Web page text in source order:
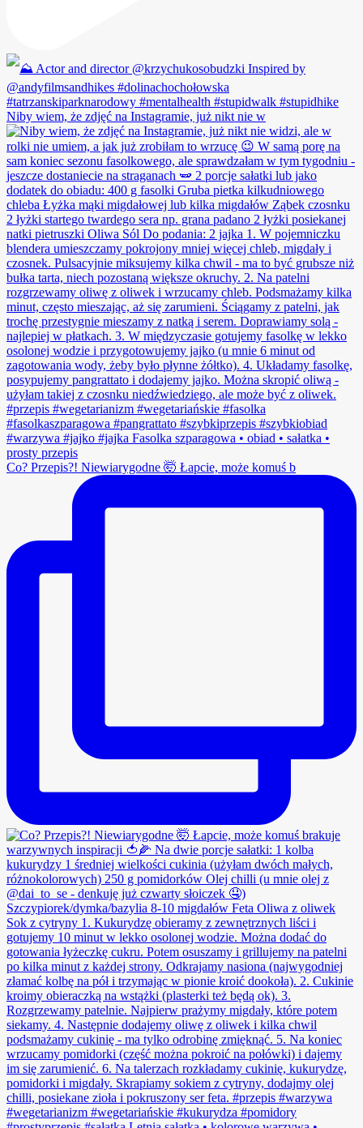
Niby wiem, że zdjęć na Instagramie, już nikt nie w
Co? Przepis?! Niewiarygodne 🤯 Łapcie, może komuś b